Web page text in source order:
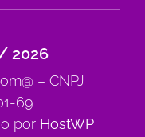
2026
– CNPJ
69
por HostWP